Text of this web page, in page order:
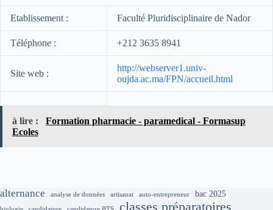
Etablissement : Faculté Pluridisciplinaire de Nador
Téléphone : +212 3635 8941
Site web :
http://webserver1.univ-
oujda.ac.ma/FPN/accueil.html
à lire :
Formation pharmacie - paramedical - Formasup
Ecoles
alternance analyse de données artisanat auto-entrepreneur bac 2025
classes préparatoires